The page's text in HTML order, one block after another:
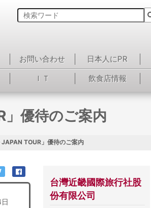
お問い合わせ
日本人にPR
ＩＴ 飲食店情報
」優待のご案内
TOUR」優待のご案内
台灣近畿國際旅行社股
份有限公司